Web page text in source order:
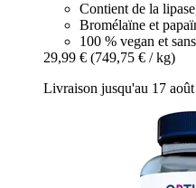
Contient de la
Bromélaïne et
100 % vegan et
29,99 € (749,75 € / kg)
Livraison jusqu'au 17 août